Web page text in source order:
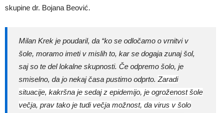
skupine dr. Bojana Beović.
Milan Krek je poudaril, da “ko se odločamo o vrnitvi v
šole, moramo imeti v mislih to, kar se dogaja zunaj šol,
saj so te del lokalne skupnosti. Če odpremo šolo, je
smiselno, da jo nekaj časa pustimo odprto. Zaradi
situacije, kakršna je sedaj z epidemijo, je ogroženost šole
večja, prav tako je tudi večja možnost, da virus v šolo